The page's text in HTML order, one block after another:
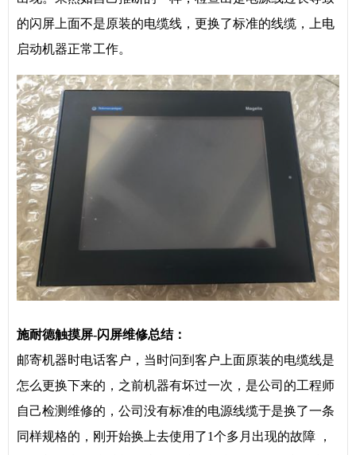
的闪屏上面不是原装的电缆线，更换了标准的线缆，上电
启动机器正常工作。
施耐德触摸屏-闪屏维修总结：
邮寄机器时电话客户，当时问到客户上面原装的电缆线是
怎么更换下来的，之前机器有坏过一次，是公司的工程师
自己检测维修的，公司没有标准的电源线缆于是换了一条
同样规格的，刚开始换上去使用了1个多月出现的故障 ，